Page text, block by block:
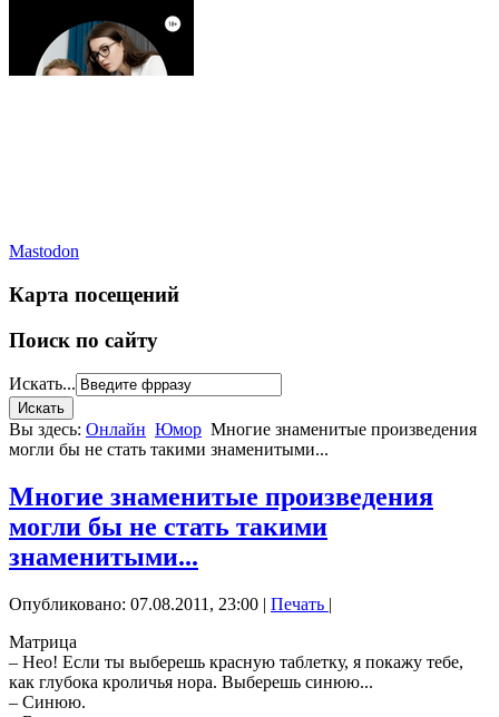
Mastodon
Карта посещений
Поиск по сайту
Искать...
Вы здесь: Онлайн Юмор Многие знаменитые произведения
могли бы не стать такими знаменитыми...
Многие знаменитые произведения
могли бы не стать такими
знаменитыми...
Опубликовано: 07.08.2011, 23:00 | Печать |
Матрица
– Нео! Если ты выберешь красную таблетку, я покажу тебе,
как глубока кроличья нора. Выберешь синюю...
– Синюю.